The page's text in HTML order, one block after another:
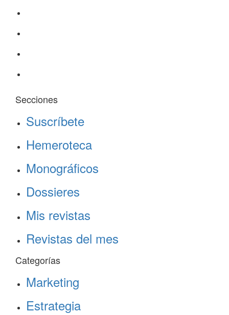
Secciones
Suscríbete
Hemeroteca
Monográficos
Dossieres
Mis revistas
Revistas del mes
Categorías
Marketing
Estrategia